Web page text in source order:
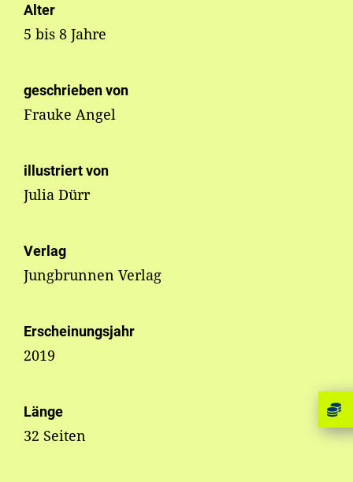
Alter
5 bis 8 Jahre
geschrieben von
Frauke Angel
illustriert von
Julia Dürr
Verlag
Jungbrunnen Verlag
Erscheinungsjahr
2019
Länge
32 Seiten